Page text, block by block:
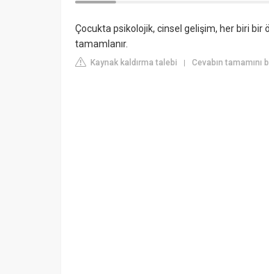
Çocukta psikolojik, cinsel gelişim, her biri bir
tamamlanır.
Kaynak kaldırma talebi | Cevabın